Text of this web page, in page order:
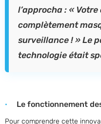
l’approcha : «
complètement
surveillance ! » Le
technologie était
Le fonctionnement
Pour comprendre cette